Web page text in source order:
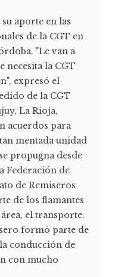
aporte en las
de la CGT en
"Le van a
necesita la CGT
expresó el
de la CGT
La Rioja,
acuerdos para
mentada unidad
propugna desde
Federación de
de Remiseros
de los flamantes
el transporte.
formó parte de
conducción de
con mucho